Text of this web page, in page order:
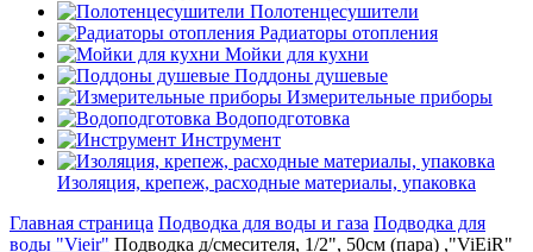
Полотенцесушители
Радиаторы отопления
Мойки для кухни
Поддоны душевые
Измерительные приборы
Водоподготовка
Инструмент
Изоляция, крепеж, расходные материалы, упаковка
Главная страница Подводка для воды и газа Подводка для
воды "Vieir" Подводка д/смесителя, 1/2", 50см (пара) ,"ViEiR"